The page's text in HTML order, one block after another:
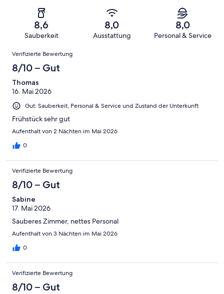
Hervorragend
Bewertung
Gut
Bewertung
Okay
Gästebewertungen
von
Schlecht
insgesamt
Gästebewertungen
haben
eine
von
Ungenügend
8,6
Sauberkeit
8,0
Ausstattung
8,0
Personal & Service
Bewertungen
Verifizierte Bewertung
8/10 – Gut
Thomas
16. Mai 2026
Gut: Sauberkeit, Personal & Service und Zustand der Unterkunft
Frühstück sehr gut
Aufenthalt von 2 Nächten im Mai 2026
0
Verifizierte Bewertung
8/10 – Gut
Sabine
17. Mai 2026
Sauberes Zimmer, nettes Personal
Aufenthalt von 3 Nächten im Mai 2026
0
Verifizierte Bewertung
8/10 – Gut